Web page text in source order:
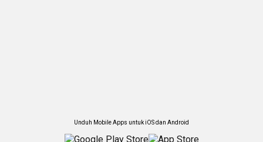
Unduh Mobile Apps untuk iOS dan Android